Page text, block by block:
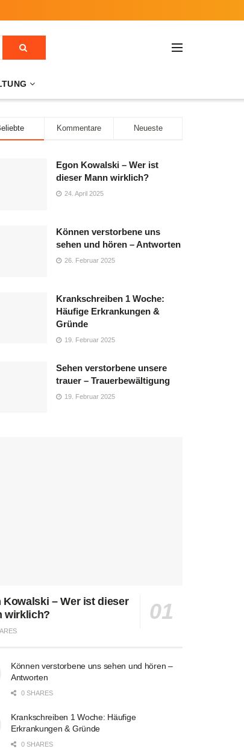
Kommentare Neueste
Egon Kowalski – Wer ist
dieser Mann wirklich?
24. April 2025
Können verstorbene uns
sehen und hören – Antworten
26. Februar 2025
Krankschreiben 1 Woche:
Häufige Erkrankungen &
Gründe
19. Februar 2025
Sehen verstorbene unsere
trauer – Trauerbewältigung
19. Februar 2025
Kowalski – Wer ist dieser
wirklich?
Können verstorbene uns sehen und hören –
Antworten
0 SHARES
Krankschreiben 1 Woche: Häufige
Erkrankungen & Gründe
0 SHARES